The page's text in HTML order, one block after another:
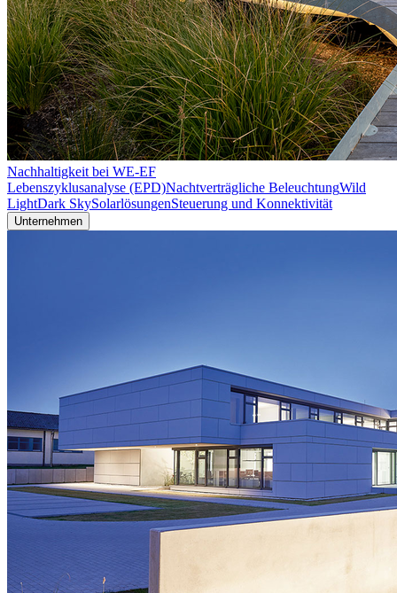
Nachhaltigkeit bei WE-EF
Lebenszyklusanalyse (EPD)Nachtverträgliche BeleuchtungWild
LightDark SkySolarlösungenSteuerung und Konnektivität
Unternehmen